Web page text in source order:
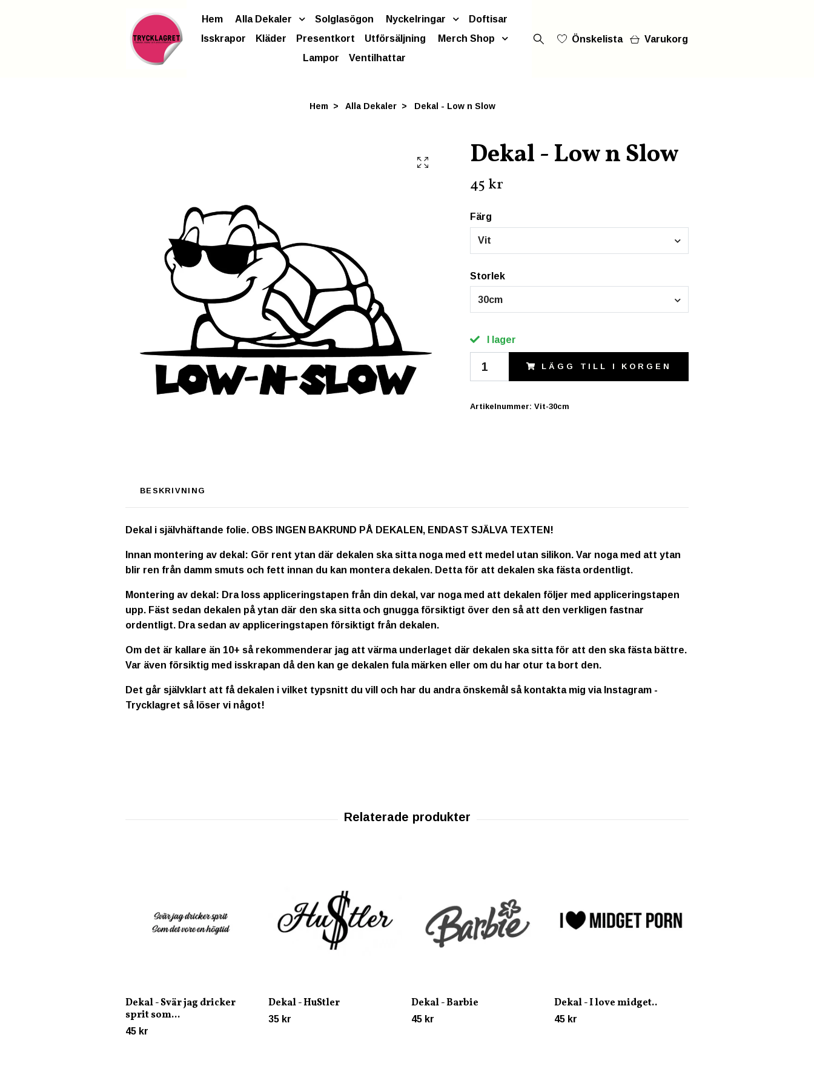
Hem Alla Dekaler Solglasögon Nyckelringar
Doftisar
Isskrapor
Kläder Presentkort Utförsäljning
Merch Shop
Lampor
Ventilhattar
Önskelista Varukorg
Hem Alla Dekaler Dekal - Low n Slow
Dekal - Low n Slow
45 kr
Färg
Vit
Storlek
30cm
I lager
LÄGG TILL I KORGEN
Artikelnummer: Vit-30cm
BESKRIVNING
Dekal i självhäftande folie. OBS INGEN BAKRUND PÅ DEKALEN, ENDAST SJÄLVA TEXTEN!
Innan montering av dekal: Gör rent ytan där dekalen ska sitta noga med ett medel utan silikon. Var noga med att ytan
blir ren från damm smuts och fett innan du kan montera dekalen. Detta för att dekalen ska fästa ordentligt.
Montering av dekal: Dra loss appliceringstapen från din dekal, var noga med att dekalen följer med appliceringstapen
upp. Fäst sedan dekalen på ytan där den ska sitta och gnugga försiktigt över den så att den verkligen fastnar
ordentligt. Dra sedan av appliceringstapen försiktigt från dekalen.
Om det är kallare än 10+ så rekommenderar jag att värma underlaget där dekalen ska sitta för att den ska fästa bättre.
Var även försiktig med isskrapan då den kan ge dekalen fula märken eller om du har otur ta bort den.
Det går självklart att få dekalen i vilket typsnitt du vill och har du andra önskemål så kontakta mig via Instagram -
Trycklagret så löser vi något!
Dekal - Svär jag dricker
sprit som...
45 kr
Dekal - HuStler
35 kr
Dekal - Barbie
45 kr
Dekal - I love midget..
45 kr